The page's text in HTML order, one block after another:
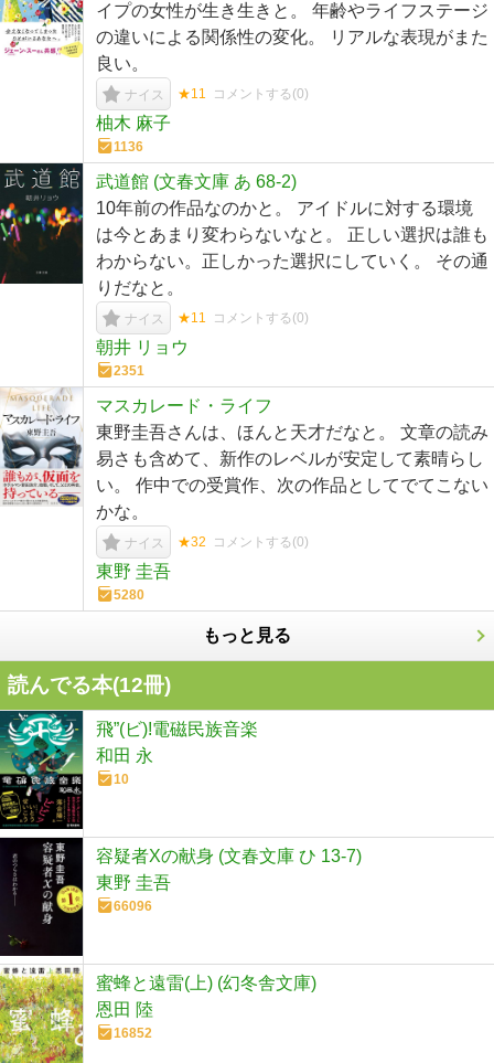
イプの女性が生き生きと。 年齢やライフステージ
の違いによる関係性の変化。 リアルな表現がまた
良い。
ナイス ★11 コメントする(0)
柚木 麻子
1136
武道館 (文春文庫 あ 68-2)
10年前の作品なのかと。 アイドルに対する環境
は今とあまり変わらないなと。 正しい選択は誰も
わからない。正しかった選択にしていく。 その通
りだなと。
ナイス ★11 コメントする(0)
朝井 リョウ
2351
マスカレード・ライフ
東野圭吾さんは、ほんと天才だなと。 文章の読み
易さも含めて、新作のレベルが安定して素晴らし
い。 作中での受賞作、次の作品としてでてこない
かな。
ナイス ★32 コメントする(0)
東野 圭吾
5280
もっと見る
読んでる本(12冊)
飛”(ビ)!電磁民族音楽
和田 永
10
容疑者Xの献身 (文春文庫 ひ 13-7)
東野 圭吾
66096
蜜蜂と遠雷(上) (幻冬舎文庫)
恩田 陸
16852